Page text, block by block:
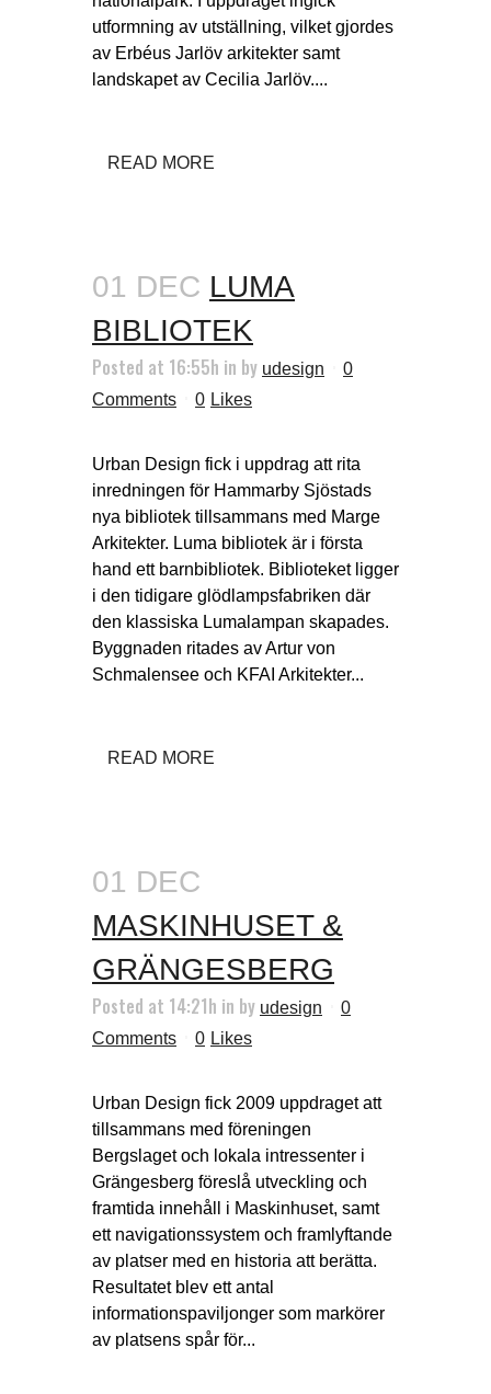
utformning av utställning, vilket gjordes
av Erbéus Jarlöv arkitekter samt
landskapet av Cecilia Jarlöv....
READ MORE
01 DEC LUMA
BIBLIOTEK
Posted at 16:55h in by udesign
0
Comments
0 Likes
Urban Design fick i uppdrag att rita
inredningen för Hammarby Sjöstads
nya bibliotek tillsammans med Marge
Arkitekter. Luma bibliotek är i första
hand ett barnbibliotek. Biblioteket ligger
i den tidigare glödlampsfabriken där
den klassiska Lumalampan skapades.
Byggnaden ritades av Artur von
Schmalensee och KFAI Arkitekter...
READ MORE
01 DEC
MASKINHUSET &
GRÄNGESBERG
Posted at 14:21h in by udesign
0
Comments
0 Likes
Urban Design fick 2009 uppdraget att
tillsammans med föreningen
Bergslaget och lokala intressenter i
Grängesberg föreslå utveckling och
framtida innehåll i Maskinhuset, samt
ett navigationssystem och framlyftande
av platser med en historia att berätta.
Resultatet blev ett antal
informationspaviljonger som markörer
av platsens spår för...